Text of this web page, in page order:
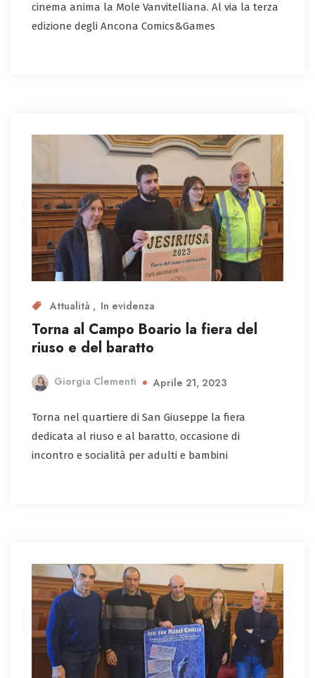
cinema anima la Mole Vanvitelliana. Al via la terza
edizione degli Ancona Comics&Games
Attualità In evidenza
Torna al Campo Boario la fiera del
riuso e del baratto
Giorgia Clementi Aprile 21, 2023
Torna nel quartiere di San Giuseppe la fiera
dedicata al riuso e al baratto, occasione di
incontro e socialità per adulti e bambini